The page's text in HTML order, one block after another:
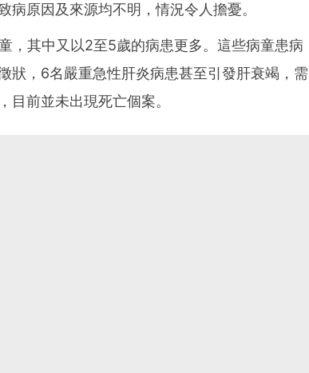
原因及來源均不明，情況令人擔憂。
，其中又以2至5歲的病患更多。這些病童患病
狀，6名嚴重急性肝炎病患甚至引發肝衰竭，需
前並未出現死亡個案。